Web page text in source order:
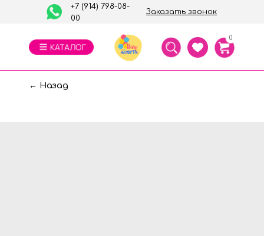
Заказать звонок
+7 (914) 798-08-
00
0
← Назад